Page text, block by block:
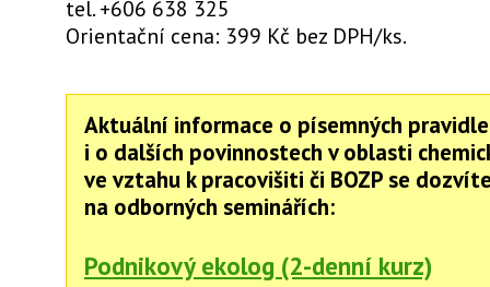
tel. +606 638 325
Orientační cena: 399 Kč bez DPH/ks.
Aktuální informace o písemných
i o dalších povinnostech v oblasti
ve vztahu k pracovišiti či BOZP se
na odborných seminářích:
Podnikový ekolog (2-denní kurz)